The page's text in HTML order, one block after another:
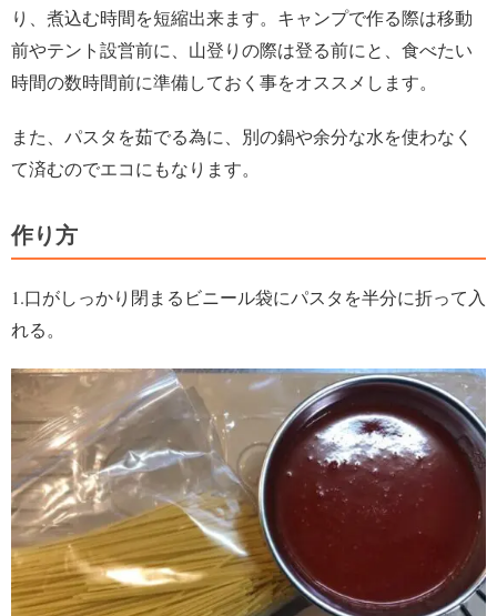
り、煮込む時間を短縮出来ます。キャンプで作る際は移動
前やテント設営前に、山登りの際は登る前にと、食べたい
時間の数時間前に準備しておく事をオススメします。
また、パスタを茹でる為に、別の鍋や余分な水を使わなく
て済むのでエコにもなります。
作り方
1.口がしっかり閉まるビニール袋にパスタを半分に折って入
れる。